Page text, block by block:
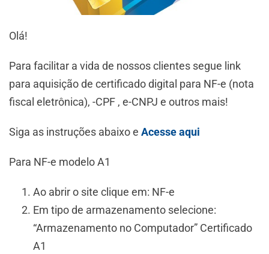
Olá!
Para facilitar a vida de nossos clientes segue link
para aquisição de certificado digital para NF-e (nota
fiscal eletrônica), -CPF , e-CNPJ e outros mais!
Siga as instruções abaixo e Acesse aqui
Para NF-e modelo A1
Ao abrir o site clique em: NF-e
Em tipo de armazenamento selecione:
“Armazenamento no Computador” Certificado
A1